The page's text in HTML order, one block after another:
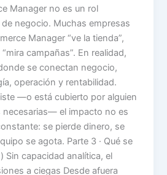
Manager no es un rol
negocio. Muchas empresas
Manager “ve la tienda”,
campañas”. En realidad,
se conectan negocio,
operación y rentabilidad.
—o está cubierto por alguien
necesarias— el impacto no es
se pierde dinero, se
se agota. Parte 3 · Qué se
Sin capacidad analítica, el
a ciegas Desde afuera